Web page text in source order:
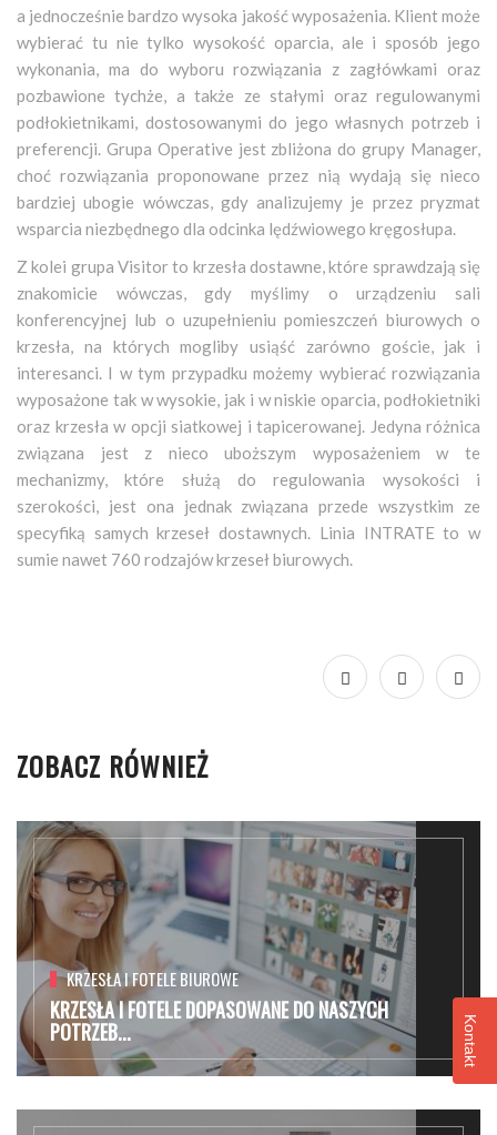
a jednocześnie bardzo wysoka jakość wyposażenia. Klient może
wybierać tu nie tylko wysokość oparcia, ale i sposób jego
wykonania, ma do wyboru rozwiązania z zagłówkami oraz
pozbawione tychże, a także ze stałymi oraz regulowanymi
podłokietnikami, dostosowanymi do jego własnych potrzeb i
preferencji. Grupa Operative jest zbliżona do grupy Manager,
choć rozwiązania proponowane przez nią wydają się nieco
bardziej ubogie wówczas, gdy analizujemy je przez pryzmat
wsparcia niezbędnego dla odcinka lędźwiowego kręgosłupa.
Z kolei grupa Visitor to krzesła dostawne, które sprawdzają się
znakomicie wówczas, gdy myślimy o urządzeniu sali
konferencyjnej lub o uzupełnieniu pomieszczeń biurowych o
krzesła, na których mogliby usiąść zarówno goście, jak i
interesanci. I w tym przypadku możemy wybierać rozwiązania
wyposażone tak w wysokie, jak i w niskie oparcia, podłokietniki
oraz krzesła w opcji siatkowej i tapicerowanej. Jedyna różnica
związana jest z nieco uboższym wyposażeniem w te
mechanizmy, które służą do regulowania wysokości i
szerokości, jest ona jednak związana przede wszystkim ze
specyfiką samych krzeseł dostawnych. Linia INTRATE to w
sumie nawet 760 rodzajów krzeseł biurowych.
ZOBACZ RÓWNIEŻ
KRZESŁA I FOTELE BIUROWE
KRZESŁA I FOTELE DOPASOWANE DO NASZYCH
POTRZEB... Kontakt